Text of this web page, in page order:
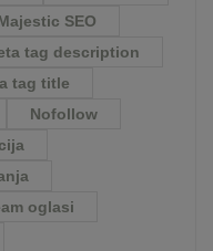
SEO
tag description
tag title
Nofollow
oglasi